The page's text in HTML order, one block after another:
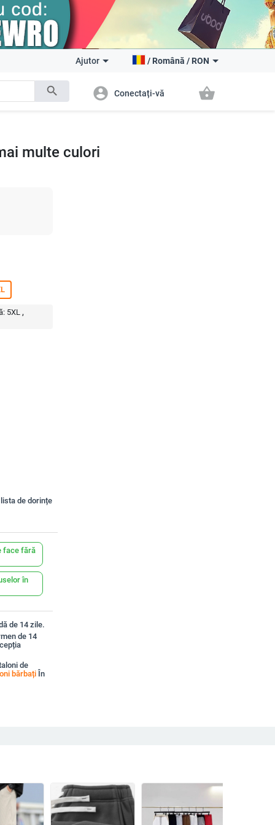
search
Ajutor / Română / RON
account_circle Conectați-vă shopping_basket
multe culori
5XL
de dorințe
face fără
în
de 14 zile.
de 14
de
bărbațiÎn